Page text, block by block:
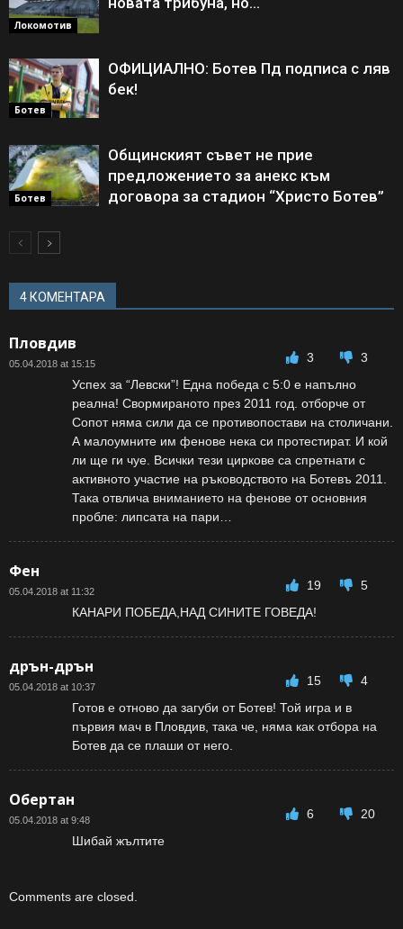
Локомотив
Ботев
ОФИЦИАЛНО: Ботев Пд подписа с ляв
бек!
Ботев
Общинският съвет не прие
предложението за анекс към
договора за стадион “Христо Ботев”
4 КОМЕНТАРА
Пловдив
05.04.2018 at 15:15 3
3
Успех за “Левски”! Една победа с 5:0 е напълно
реална! Свормираното през 2011 год. отборче от
Сопот няма сили да се противопостави на столичани.
А малоумните им фенове нека си протестират. И кой
ли ще ги чуе. Всички тези циркове са спретнати с
активното участие на ръководството на Ботевъ 2011.
Така отвлича вниманието на фенове от основния
пробле: липсата на пари…
Фен
05.04.2018 at 11:32 19
5
КАНАРИ ПОБЕДА,НАД СИНИТЕ ГОВЕДА!
дрън-дрън
05.04.2018 at 10:37 15
4
Готов е отново да загуби от Ботев! Той игра и в
първия мач в Пловдив, така че, няма как отбора на
Ботев да се плаши от него.
Обертан
05.04.2018 at 9:48 6
20
Шибай жълтите
Comments are closed.